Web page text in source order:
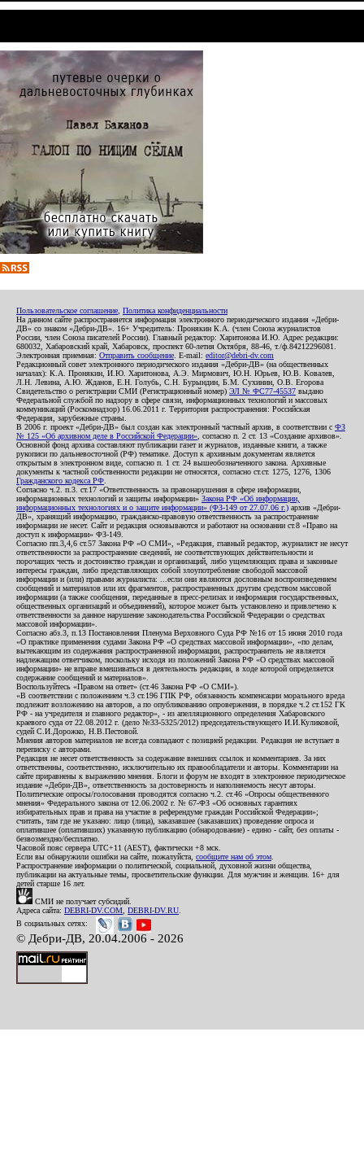
Пользовательское соглашение Политика конфиденциальности
На данном сайте распространяется информация электронного периодического издания «Дебри-
ДВ» со знаком «Дебри-ДВ». 16+ Учредитель: Пронякин К.А. (член Союза журналистов
России, член Союза писателей России). Главный редактор: Харитонова И.Ю. Адрес редакции:
680032, Хабаровский край, Хабаровск, проспект 60-летия Октября, 88-46, т./ф.84212296081.
Электронная приемная: Отправить сообщение . E-mail: editor@debri-dv.com
Редакционный совет электронного периодического издания «Дебри-ДВ» (на общественных
началах): К.А. Пронякин, И.Ю. Харитонова, А.Э. Мирмович, Ю.Н. Юрьев, Ю.В. Ковалев,
Л.Н. Левина, А.Ю. Жданов, Е.Н. Голубь, С.Н. Бурындин, Б.М. Сухинин, О.В. Егорова
Свидетельство о регистрации СМИ (Регистрационный номер) ЭЛ № ФС77-45537 выдано
Федеральной службой по надзору в сфере связи, информационных технологий и массовых
коммуникаций (Роскомнадзор) 16.06.2011 г. Территория распространения: Российская
Федерация, зарубежные страны.
В 2006 г. проект «Дебри-ДВ» был создан как электронный частный архив, в соответствии с ФЗ
№ 125 «Об архивном деле в Российской Федерации» , согласно п. 2 ст. 13 «Создание архивов».
Основной фонд архива составляют публикации газет и журналов, изданные книги, а также
рукописи по дальневосточной (РФ) тематике. Доступ к архивным документам является
открытым в электронном виде, согласно п. 1 ст. 24 вышеобозначенного закона. Архивные
документы к частной собственности редакции не относятся, согласно ст.ст. 1275, 1276, 1306
Гражданского кодекса РФ
Согласно ч.2. п.3. ст.17 «Ответственность за правонарушения в сфере информации,
информационных технологий и защиты информации» Закона РФ «Об информации,
информационных технологиях и о защите информации» (ФЗ-149 от 27.07.06 г.) архив «Дебри-
ДВ», хранящий информацию, гражданско-правовую ответственность за распространение
информации не несет. Сайт и редакция основываются и работают на основании ст.8 «Право на
доступ к информации» ФЗ-149.
Согласно пп.3,4,6 ст.57 Закона РФ «О СМИ», «Редакция, главный редактор, журналист не несут
ответственности за распространение сведений, не соответствующих действительности и
порочащих честь и достоинство граждан и организаций, либо ущемляющих права и законные
интересы граждан, либо представляющих собой злоупотребление свободой массовой
информации и (или) правами журналиста: ...если они являются дословным воспроизведением
сообщений и материалов или их фрагментов, распространенных другим средством массовой
информации (а также сообщения, переданные в пресс-релизах и информация государственных,
общественных организаций и объединений), которое может быть установлено и привлечено к
ответственности за данное нарушение законодательства Российской Федерации о средствах
массовой информации».
Согласно абз.3, п.13 Постановления Пленума Верховного Суда РФ №16 от 15 июня 2010 года
«О практике применения судами Закона РФ «О средствах массовой информации», «по делам,
вытекающим из содержания распространенной информации, распространитель не является
надлежащим ответчиком, поскольку исходя из положений Закона РФ «О средствах массовой
информации» не вправе вмешиваться в деятельность редакции, в ходе которой определяется
содержание сообщений и материалов».
Воспользуйтесь «Правом на ответ» (ст.46 Закона РФ «О СМИ»).
«В соответствии с положением ч.3 ст.196 ГПК РФ, обязанность компенсации морального вреда
подлежит возложению на авторов, а по опубликованию опровержения, в порядке ч.2 ст.152 ГК
РФ - на учредителя и главного редактор», - из апелляционного определения Хабаровского
краевого суда от 22.08.2012 г. (дело №33-5325/2012) председательствующего И.И.Куликовой,
судей С.И.Дорожко, Н.В.Пестовой.
Мнения авторов материалов не всегда совпадают с позицией редакции. Редакция не вступает в
переписку с авторами.
Редакция не несет ответственность за содержание внешних ссылок и комментариев. За них
ответственны, соответственно, исключительно их правообладатели и авторы. Комментарии на
сайте приравнены к выражению мнения. Блоги и форум не входят в электронное периодическое
издание «Дебри-ДВ», ответственность за достоверность и наполняемость несут авторы.
Политические опросы/голосования проводятся согласно ч.2. ст.46 «Опросы общественного
мнения» Федерального закона от 12.06.2002 г. № 67-ФЗ «Об основных гарантиях
избирательных прав и права на участие в референдуме граждан Российской Федерации»;
считать, там где не указано: лицо (лица), заказавшее (заказавших) проведение опроса и
оплатившее (оплативших) указанную публикацию (обнародование) - едино - сайт, без оплаты -
безвозмездно/бесплатно.
Часовой пояс сервера UTC+11 (AEST), фактически +8 мск.
Если вы обнаружили ошибки на сайте, пожалуйста, сообщите нам об этом
Распространение информации о политической, социальной, духовной жизни общества,
публикации на актуальные темы, просветительские функции. Для мужчин и женщин. 16+ для
детей старше 16 лет.
СМИ не получает субсидий.
Адреса сайта: DEBRI-DV.COM DEBRI-DV.RU
В социальных сетях:
© Дебри-ДВ, 20.04.2006 - 2026